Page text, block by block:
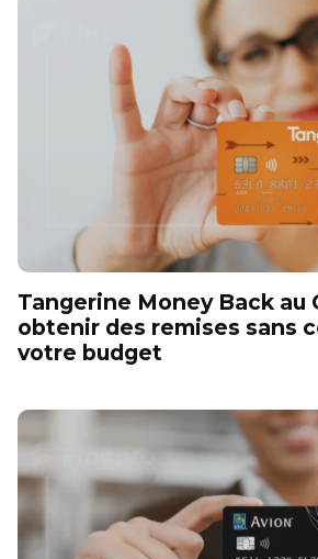
Tangerine Money Back au
obtenir des remises sans
votre budget